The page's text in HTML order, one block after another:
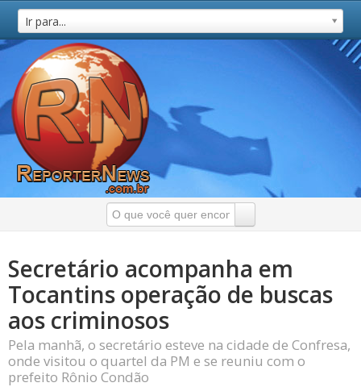
Ir para...
Secretário acompanha em
Tocantins operação de buscas
aos criminosos
Pela manhã, o secretário esteve na cidade de Confresa,
onde visitou o quartel da PM e se reuniu com o
prefeito Rônio Condão